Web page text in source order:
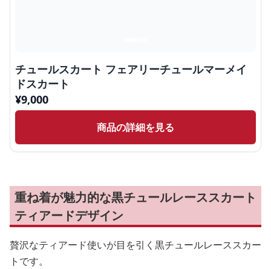
チュールスカート フェアリーチュールマーメイ
ドスカート
¥9,000
商品の詳細を見る
重ね着が魅力的な黒チュールレーススカート
ティアードデザイン
贅沢なティアード使いが目を引く黒チュールレーススカー
トです。